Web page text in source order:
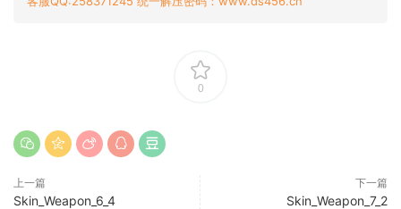
0
上一篇
Skin_Weapon_6_4
下一篇
Skin_Weapon_7_2